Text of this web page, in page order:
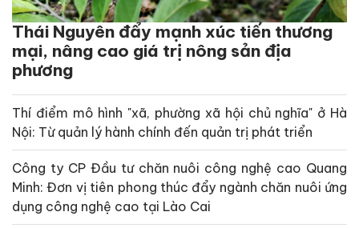
Thái Nguyên đẩy mạnh xúc tiến thương
mại, nâng cao giá trị nông sản địa
phương
Thí điểm mô hình "xã, phường xã hội chủ nghĩa" ở Hà
Nội: Từ quản lý hành chính đến quản trị phát triển
Công ty CP Đầu tư chăn nuôi công nghệ cao Quang
Minh: Đơn vị tiên phong thúc đẩy ngành chăn nuôi ứng
dụng công nghệ cao tại Lào Cai